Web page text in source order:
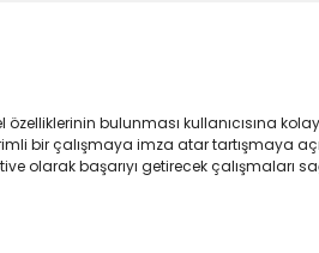
bulunması kullanıcısına
bir çalışmaya imza atar tartışmaya
başarıyı getirecek çalışmaları